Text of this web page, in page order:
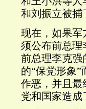
和刘振立被捕
现在，如果军
须公布前总理
前总理李克强
的“保党形象
作恶，并且最
党和国家造